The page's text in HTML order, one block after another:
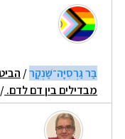
בַּר גַּרְסִיָּה־שַׁנְקָר/
מבדילים בין דם לדם./ 16/12/2025 01:54